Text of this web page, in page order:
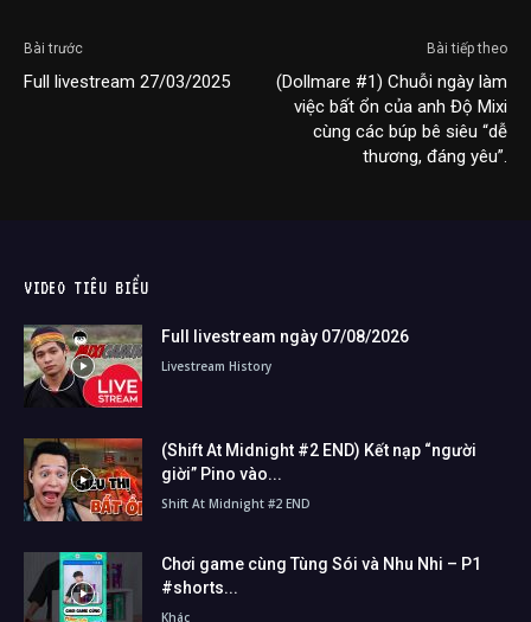
Bài trước
Full livestream 27/03/2025
Bài tiếp theo
(Dollmare #1) Chuỗi ngày làm
việc bất ổn của anh Độ Mixi
cùng các búp bê siêu “dễ
thương, đáng yêu”.
VIDEO TIÊU BIỂU
Full livestream ngày 07/08/2026
Livestream History
(Shift At Midnight #2 END) Kết nạp “người
giời” Pino vào...
Shift At Midnight #2 END
Chơi game cùng Tùng Sói và Nhu Nhi – P1
#shorts...
Khác